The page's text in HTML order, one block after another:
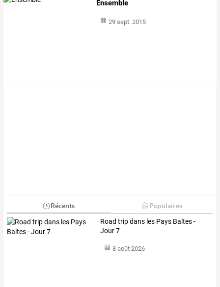
Ensemble
29 sept. 2015
Récents Populaires
Road trip dans les Pays Baltes -
Jour 7
8 août 2026